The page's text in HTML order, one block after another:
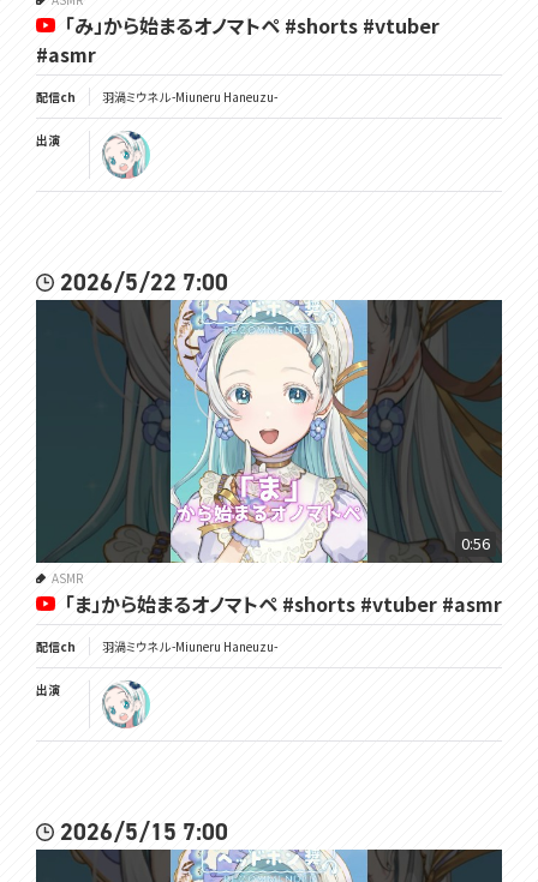
「み」から始まるオノマトペ #shorts #vtuber
#asmr
配信ch 羽渦ミウネル -Miuneru Haneuzu-
出演
2026/5/22 7:00
0:56
ASMR
「ま」から始まるオノマトペ #shorts #vtuber #asmr
配信ch 羽渦ミウネル -Miuneru Haneuzu-
出演
2026/5/15 7:00